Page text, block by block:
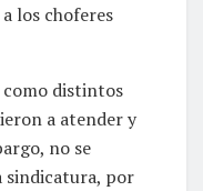
los choferes
como distintos
a atender y
no se
sindicatura, por